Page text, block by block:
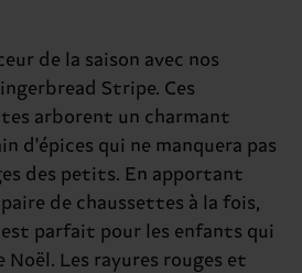
de la saison avec nos
Stripe. Ces
arborent un charmant
d'épices qui ne manquera pas
des petits. En apportant
de chaussettes à la fois,
parfait pour les enfants qui
Noël. Les rayures rouges et